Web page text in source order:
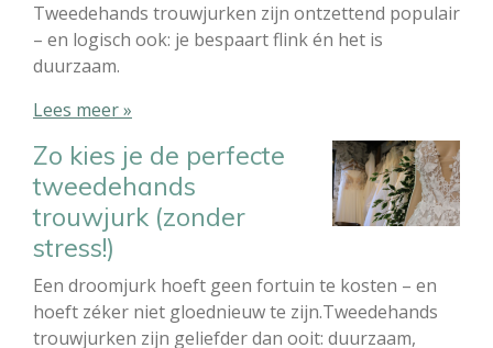
Tweedehands trouwjurken zijn ontzettend populair
– en logisch ook: je bespaart flink én het is
duurzaam.
Lees meer »
Zo kies je de perfecte
tweedehands
trouwjurk (zonder
stress!)
Een droomjurk hoeft geen fortuin te kosten – en
hoeft zéker niet gloednieuw te zijn.Tweedehands
trouwjurken zijn geliefder dan ooit: duurzaam,